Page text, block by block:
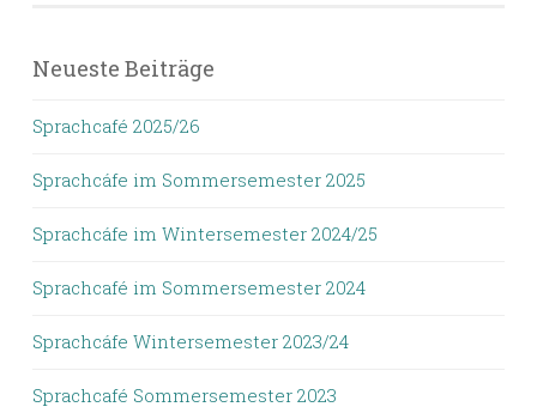
Neueste Beiträge
Sprachcafé 2025/26
Sprachcáfe im Sommersemester 2025
Sprachcáfe im Wintersemester 2024/25
Sprachcafé im Sommersemester 2024
Sprachcáfe Wintersemester 2023/24
Sprachcafé Sommersemester 2023